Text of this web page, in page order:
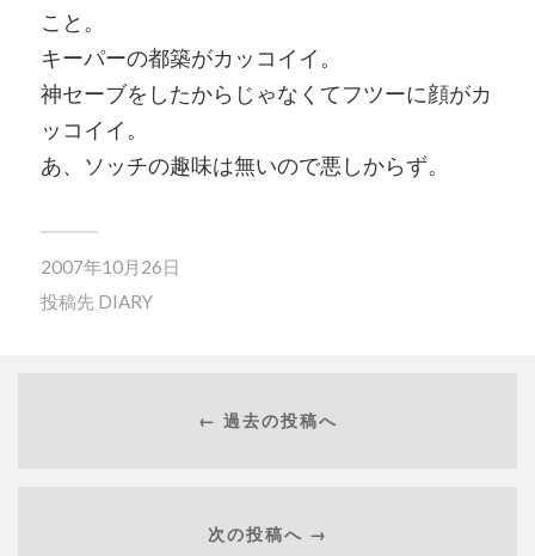
こと。
キーパーの都築がカッコイイ。
神セーブをしたからじゃなくてフツーに顔がカ
ッコイイ。
あ、ソッチの趣味は無いので悪しからず。
2007年10月26日
投稿先 DIARY
← 過去の投稿へ
次の投稿へ →